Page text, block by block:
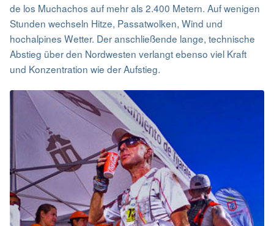
de los Muchachos auf mehr als 2.400 Metern. Auf wenigen
Stunden wechseln Hitze, Passatwolken, Wind und
hochalpines Wetter. Der anschließende lange, technische
Abstieg über den Nordwesten verlangt ebenso viel Kraft
und Konzentration wie der Aufstieg.